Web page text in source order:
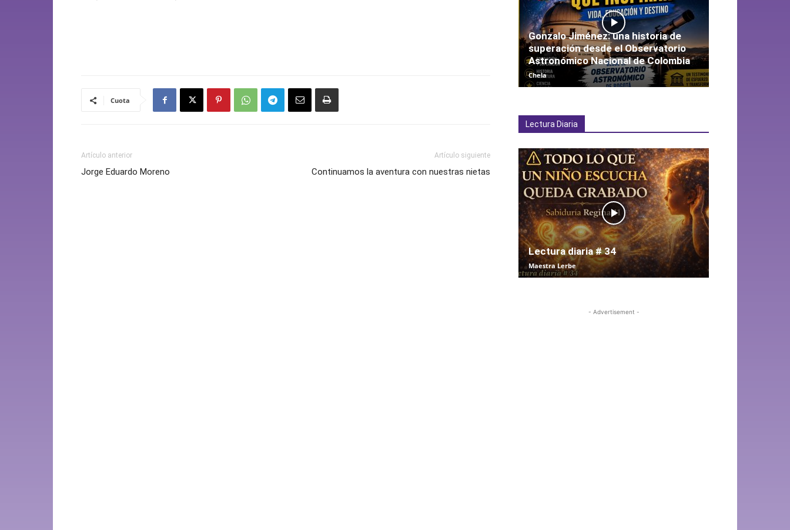
Cuota
Artículo anterior
Jorge Eduardo Moreno
Artículo siguiente
Continuamos la aventura con nuestras nietas
Gonzalo Jiménez: una historia de
superación desde el Observatorio
Astronómico Nacional de Colombia
Chela
Lectura Diaria
Lectura diaria # 34
Maestra Lerbe
- Advertisement -